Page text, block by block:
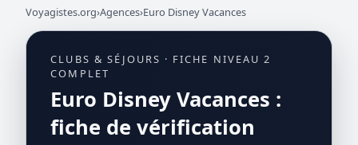
Voyagistes.org›Agences›Euro Disney Vacances
CLUBS & SÉJOURS · FICHE NIVEAU 2
COMPLET
Euro Disney Vacances :
fiche de vérification